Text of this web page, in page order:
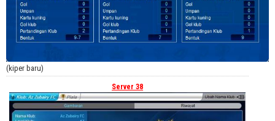
(kiper baru)
Server 38